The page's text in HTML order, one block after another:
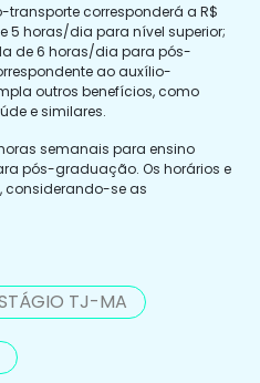
corresponderá a R$
5 horas/dia para nível superior;
de 6 horas/dia para pós-
ao auxílio-
outros benefícios, como
e similares.
semanais para ensino
pós-graduação. Os horários e
considerando-se as
TJ-MA